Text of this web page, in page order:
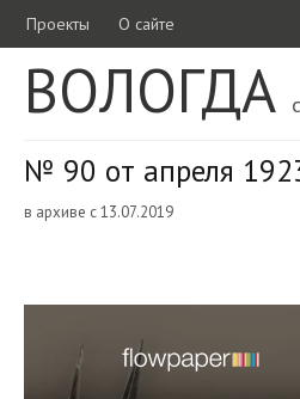
Проекты О сайте
ВОЛОГДА
№ 90 от апреля
в архиве с 13.07.2019